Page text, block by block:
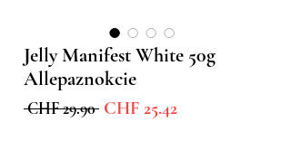
Jelly Manifest White 50g
Allepaznokcie
CHF 29.90 Standardpreis
CHF 25.42Sale-